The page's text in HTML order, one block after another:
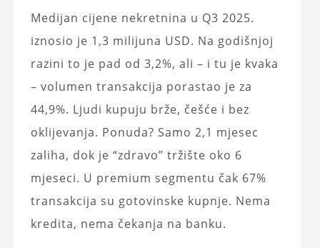
Medijan cijene nekretnina u Q3 2025.
iznosio je 1,3 milijuna USD. Na godišnjoj
razini to je pad od 3,2%, ali – i tu je kvaka
– volumen transakcija porastao je za
44,9%. Ljudi kupuju brže, češće i bez
oklijevanja. Ponuda? Samo 2,1 mjesec
zaliha, dok je “zdravo” tržište oko 6
mjeseci. U premium segmentu čak 67%
transakcija su gotovinske kupnje. Nema
kredita, nema čekanja na banku.